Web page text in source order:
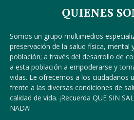
QUIENES
Somos un grupo multimedios
preservación de la salud física, mental
población; a través del desarrollo de
a esta población a empoderarse y
vidas. Le ofrecemos a los ciudadanos
frente a las diversas condiciones de
calidad de vida. ¡Recuerda QUE SIN
NADA!